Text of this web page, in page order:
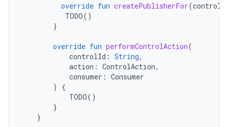
override fun createPublisherFor(
TODO()
}
override fun performControlAction(
controlId : String,
action : ControlAction,
consumer : Consumer
)
{
TODO()
}
}